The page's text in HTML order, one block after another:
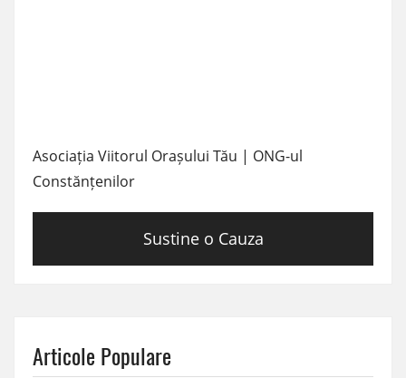
Asociația Viitorul Orașului Tău | ONG-ul
Constănțenilor
Sustine o Cauza
Articole Populare